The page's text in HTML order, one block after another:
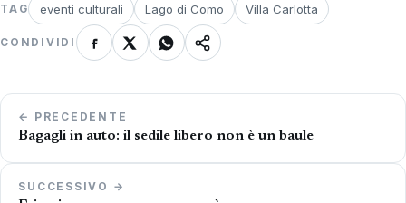
TAG eventi culturali Lago di Como Villa Carlotta
CONDIVIDI
Navigazione
articoli
← PRECEDENTE
Bagagli in auto: il sedile libero non è un baule
SUCCESSIVO →